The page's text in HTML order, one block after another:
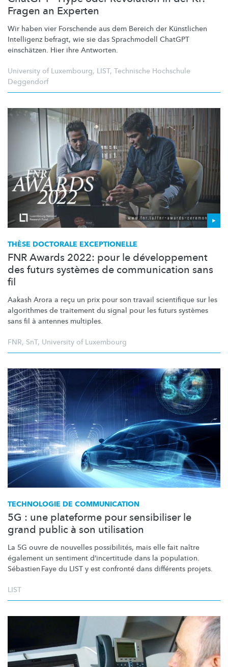
Fragen an Experten
Wir haben vier Forschende aus dem Bereich der Künstlichen
Intelligenz befragt, wie sie das Sprachmodell ChatGPT
einschätzen. Hier ihre Antworten.
University of Luxembourg, LIST, Technische Hochschule
Deggendorf
THÈSE DOCTORALE EXCEPTIONELLE
FNR Awards 2022: pour le développement
des futurs systèmes de communication sans
fil
Aakash Arora a reçu un prix pour son travail scientifique sur les
algorithmes de traitement du signal pour les futurs systèmes
sans fil à antennes multiples.
FNR, SnT, University of Luxembourg
TECHNOLOGIE DE COMMUNICATION
5G : une plateforme pour sensibiliser le
grand public à son utilisation
La 5G ouvre de nouvelles possibilités, mais elle fait naître
également un sentiment d’incertitude dans la population.
Sébastien Faye du LIST y est confronté dans différents projets.
LIST